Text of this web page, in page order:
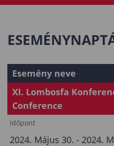
Esemény neve
XI. Lombosfa
Conference
Időpont
2024. Május 30. - 2024.